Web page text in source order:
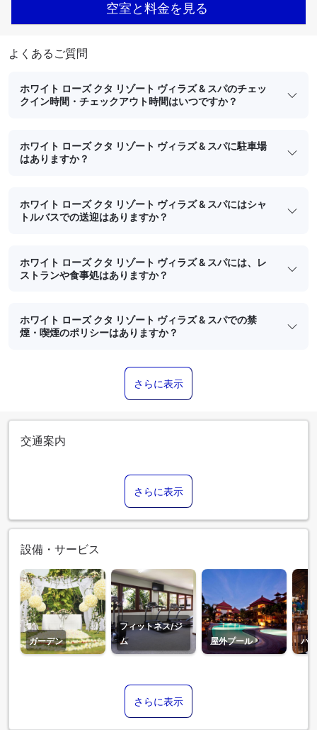
空室と料金を見る
よくあるご質問
ホワイト ローズ クタ リゾート ヴィラズ & スパのチェッ
クイン時間・チェックアウト時間はいつですか？
ホワイト ローズ クタ リゾート ヴィラズ & スパに駐車場
はありますか？
ホワイト ローズ クタ リゾート ヴィラズ & スパにはシャ
トルバスでの送迎はありますか？
ホワイト ローズ クタ リゾート ヴィラズ & スパには、レ
ストランや食事処はありますか？
ホワイト ローズ クタ リゾート ヴィラズ & スパでの禁
煙・喫煙のポリシーはありますか？
さらに表示
交通案内
さらに表示
設備・サービス
ガーデン
フィットネス/ジ
ム
屋外プール バー
さらに表示